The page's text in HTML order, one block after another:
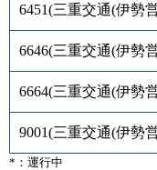
6451(三重交通(伊勢
6646(三重交通(伊勢
6664(三重交通(伊勢
9001(三重交通(伊勢
*：運行中